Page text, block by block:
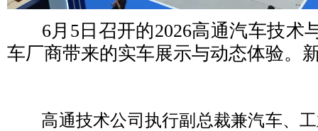
6月5日召开的2026高通汽车技术
车厂商带来的实车展示与动态体验。
高通技术公司执行副总裁兼汽车、工